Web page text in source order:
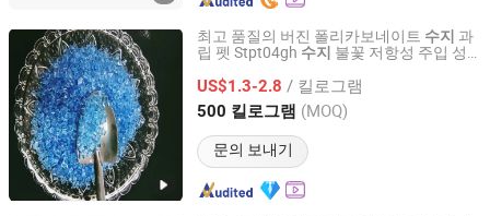
최고 품질의 버진 폴리카보네이트 수지 과
립 펫 Stpt04gh 수지 불꽃 저항성 주입 성
US$1.3-2.8 / 킬로그램
500 킬로그램 (MOQ)
문의 보내기
Suzhou Shituo New Material Co., Ltd.
Jiangsu, China 이후 2024